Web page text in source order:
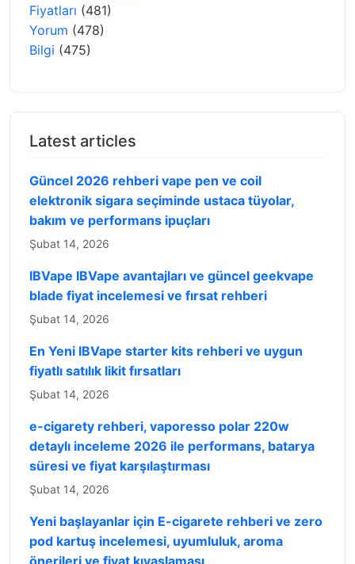
Fiyatları (481)
Yorum (478)
Bilgi (475)
Latest articles
Güncel 2026 rehberi vape pen ve coil
elektronik sigara seçiminde ustaca tüyolar,
bakım ve performans ipuçları
Şubat 14, 2026
IBVape IBVape avantajları ve güncel geekvape
blade fiyat incelemesi ve fırsat rehberi
Şubat 14, 2026
En Yeni IBVape starter kits rehberi ve uygun
fiyatlı satılık likit fırsatları
Şubat 14, 2026
e-cigarety rehberi, vaporesso polar 220w
detaylı inceleme 2026 ile performans, batarya
süresi ve fiyat karşılaştırması
Şubat 14, 2026
Yeni başlayanlar için E-cigarete rehberi ve zero
pod kartuş incelemesi, uyumluluk, aroma